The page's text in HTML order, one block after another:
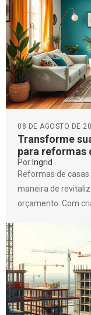
Transforme
para reformas
08 DE AGOSTO DE
Por: Ingrid
Reformas de
maneira de
orçamento. Com